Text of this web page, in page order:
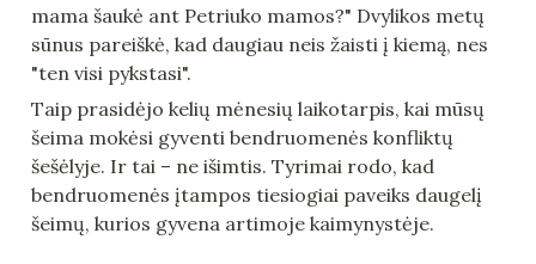
mama šaukė ant Petriuko mamos?" Dvylikos metų
sūnus pareiškė, kad daugiau neis žaisti į kiemą, nes
"ten visi pykstasi".
Taip prasidėjo kelių mėnesių laikotarpis, kai mūsų
šeima mokėsi gyventi bendruomenės konfliktų
šešėlyje. Ir tai – ne išimtis. Tyrimai rodo, kad
bendruomenės įtampos tiesiogiai paveiks daugelį
šeimų, kurios gyvena artimoje kaimynystėje.